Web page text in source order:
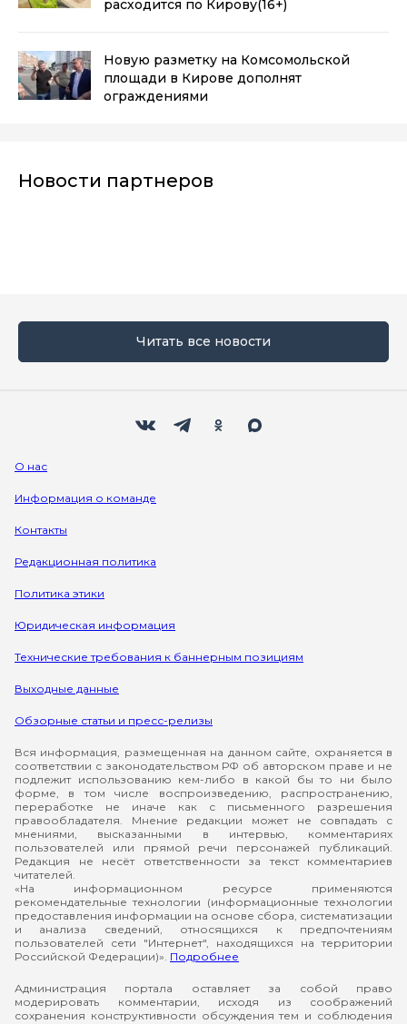
расходится по Кирову(16+)
Новую разметку на Комсомольской
площади в Кирове дополнят
ограждениями
Новости партнеров
Читать все новости
О нас
Информация о команде
Контакты
Редакционная политика
Политика этики
Юридическая информация
Технические требования к баннерным позициям
Выходные данные
Обзорные статьи и пресс-релизы
Вся информация, размещенная на данном сайте, охраняется в
соответствии с законодательством РФ об авторском праве и не
подлежит использованию кем-либо в какой бы то ни было
форме, в том числе воспроизведению, распространению,
переработке не иначе как с письменного разрешения
правообладателя. Мнение редакции может не совпадать с
мнениями, высказанными в интервью, комментариях
пользователей или прямой речи персонажей публикаций.
Редакция не несёт ответственности за текст комментариев
читателей.
«На информационном ресурсе применяются
рекомендательные технологии (информационные технологии
предоставления информации на основе сбора, систематизации
и анализа сведений, относящихся к предпочтениям
пользователей сети "Интернет", находящихся на территории
Российской Федерации)». Подробнее
Администрация портала оставляет за собой право
модерировать комментарии, исходя из соображений
сохранения конструктивности обсуждения тем и соблюдения